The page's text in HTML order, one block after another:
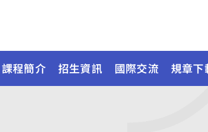
課程簡介 招生資訊 國際交流 規章下